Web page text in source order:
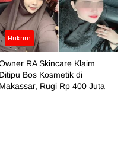
Hukrim
RA Skincare Klaim
Ditipu Bos Kosmetik di
Makassar, Rugi Rp 400 Juta